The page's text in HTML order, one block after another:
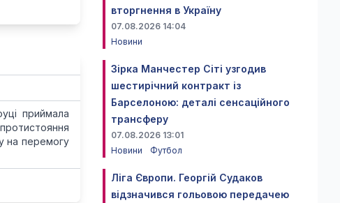
приймала
на перемогу
вторгнення в Україну
07.08.2026 14:04
Новини
Зірка Манчестер Сіті узгодив
шестирічний контракт із
Барселоною: деталі сенсаційного
трансферу
07.08.2026 13:01
Новини
Футбол
Ліга Європи. Георгій Судаков
відзначився гольовою передачею